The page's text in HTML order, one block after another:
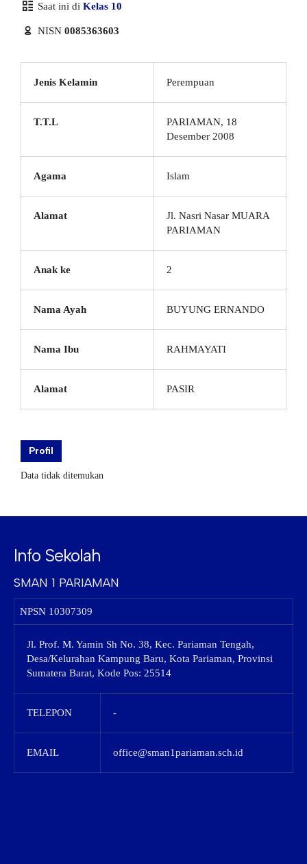
Saat ini di Kelas 10
NISN 0085363603
Jenis Kelamin Perempuan
T.T.L
PARIAMAN, 18
Desember 2008
Agama Islam
Alamat
Jl. Nasri Nasar MUARA
PARIAMAN
Anak ke 2
Nama Ayah BUYUNG ERNANDO
Nama Ibu RAHMAYATI
Alamat PASIR
Profil
Data tidak ditemukan
Info Sekolah
SMAN 1 PARIAMAN
NPSN 10307309
Jl. Prof. M. Yamin Sh No. 38, Kec. Pariaman Tengah,
Desa/Kelurahan Kampung Baru, Kota Pariaman, Provinsi
Sumatera Barat, Kode Pos: 25514
TELEPON -
EMAIL office@sman1pariaman.sch.id